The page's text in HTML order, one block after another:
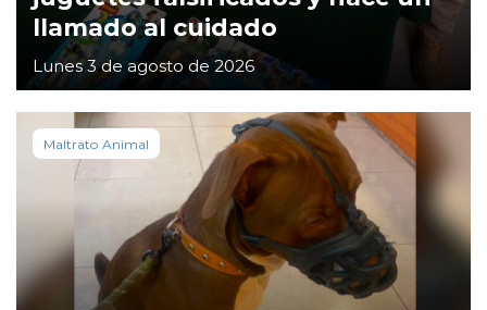
llamado al cuidado
Lunes 3 de agosto de 2026
Maltrato Animal